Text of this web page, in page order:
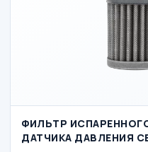
ФИЛЬТР ИСПАРЕННОГО ГАЗА
ДАТЧИКА ДАВЛЕНИЯ